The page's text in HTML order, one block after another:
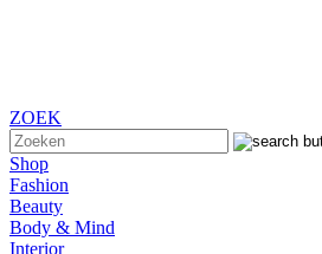
ZOEK
Shop
Fashion
Beauty
Body & Mind
Interior